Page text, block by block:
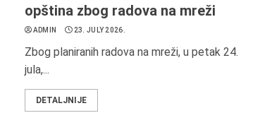
opština zbog radova na mreži
ADMIN 23. JULY 2026.
Zbog planiranih radova na mreži, u petak 24.
jula,...
DETALJNIJE